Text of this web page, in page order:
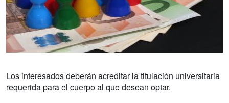
Los interesados deberán acreditar la titulación universitaria
requerida para el cuerpo al que desean optar.